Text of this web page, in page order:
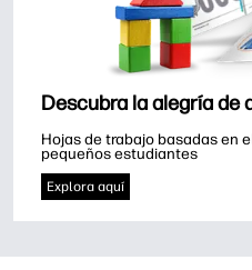
Descubra la alegría de
Hojas de trabajo basadas en
pequeños estudiantes
Explora aquí